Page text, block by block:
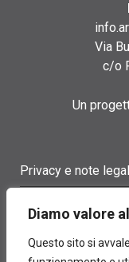
Diamo valore
Questo sito si
Via
c/o
Un
Privacy e note
Cookie policy